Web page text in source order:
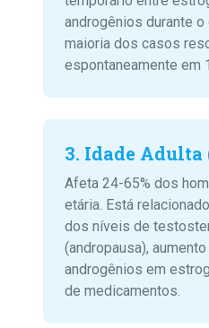
androgênios durante
maioria dos casos
espontaneamente em
3. Idade Adulta
Afeta 24-65% dos
etária. Está
dos níveis de
(andropausa),
androgênios em
de medicamentos.